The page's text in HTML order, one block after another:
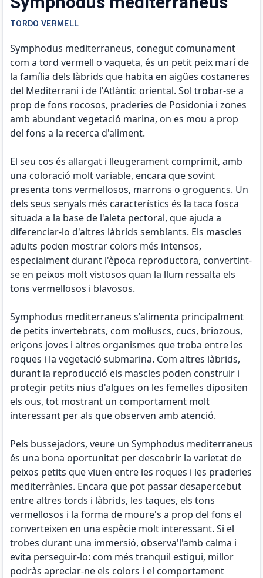
TORDO VERMELL
Symphodus mediterraneus, conegut comunament
com a tord vermell o vaqueta, és un petit peix marí de
la família dels làbrids que habita en aigües costaneres
del Mediterrani i de l'Atlàntic oriental. Sol trobar-se a
prop de fons rocosos, praderies de Posidonia i zones
amb abundant vegetació marina, on es mou a prop
del fons a la recerca d'aliment.
El seu cos és allargat i lleugerament comprimit, amb
una coloració molt variable, encara que sovint
presenta tons vermellosos, marrons o groguencs. Un
dels seus senyals més característics és la taca fosca
situada a la base de l'aleta pectoral, que ajuda a
diferenciar-lo d'altres làbrids semblants. Els mascles
adults poden mostrar colors més intensos,
especialment durant l'època reproductora, convertint-
se en peixos molt vistosos quan la llum ressalta els
tons vermellosos i blavosos.
Symphodus mediterraneus s'alimenta principalment
de petits invertebrats, com mol·luscs, cucs, briozous,
eriçons joves i altres organismes que troba entre les
roques i la vegetació submarina. Com altres làbrids,
durant la reproducció els mascles poden construir i
protegir petits nius d'algues on les femelles dipositen
els ous, tot mostrant un comportament molt
interessant per als que observen amb atenció.
Pels bussejadors, veure un Symphodus mediterraneus
és una bona oportunitat per descobrir la varietat de
peixos petits que viuen entre les roques i les praderies
mediterrànies. Encara que pot passar desapercebut
entre altres tords i làbrids, les taques, els tons
vermellosos i la forma de moure's a prop del fons el
converteixen en una espècie molt interessant. Si el
trobes durant una immersió, observa'l'amb calma i
evita perseguir-lo: com més tranquil estigui, millor
podràs apreciar-ne els colors i el comportament